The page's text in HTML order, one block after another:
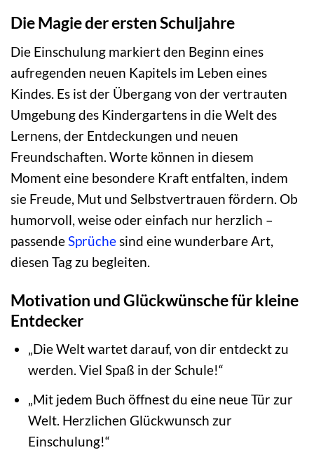
Die Magie der ersten Schuljahre
Die Einschulung markiert den Beginn eines
aufregenden neuen Kapitels im Leben eines
Kindes. Es ist der Übergang von der vertrauten
Umgebung des Kindergartens in die Welt des
Lernens, der Entdeckungen und neuen
Freundschaften. Worte können in diesem
Moment eine besondere Kraft entfalten, indem
sie Freude, Mut und Selbstvertrauen fördern. Ob
humorvoll, weise oder einfach nur herzlich –
passende Sprüche sind eine wunderbare Art,
diesen Tag zu begleiten.
Motivation und Glückwünsche für kleine
Entdecker
„Die Welt wartet darauf, von dir entdeckt zu
werden. Viel Spaß in der Schule!“
„Mit jedem Buch öffnest du eine neue Tür zur
Welt. Herzlichen Glückwunsch zur
Einschulung!“